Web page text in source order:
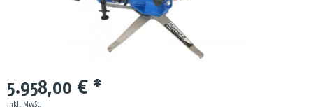
5.958,00 € *
inkl. MwSt.